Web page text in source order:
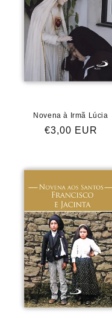
Novena à Irmã Lúcia
Preço
€3,00 EUR